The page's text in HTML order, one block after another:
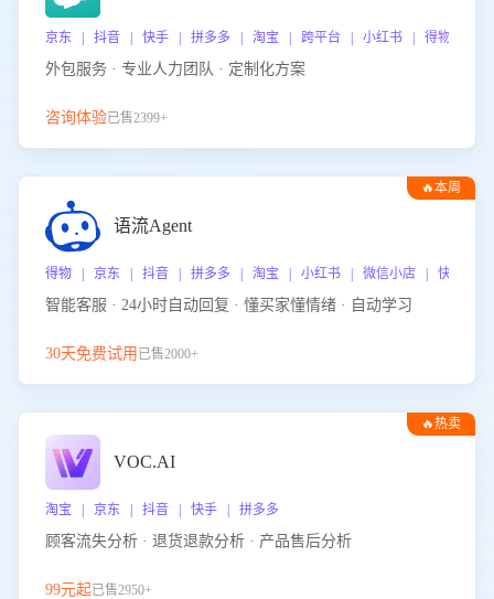
京东 | 抖音 | 快手 | 拼多多 | 淘宝 | 跨平台 | 小红书 | 得物 | 企
外包服务 · 专业人力团队 · 定制化方案
咨询体验已售2399+
🔥本周
语流Agent
得物 | 京东 | 抖音 | 拼多多 | 淘宝 | 小红书 | 微信小店 | 快手 |
智能客服 · 24小时自动回复 · 懂买家懂情绪 · 自动学习
30天免费试用 已售2000+
🔥热卖
VOC.AI
淘宝 | 京东 | 抖音 | 快手 | 拼多多
顾客流失分析 · 退货退款分析 · 产品售后分析
99元起已售2950+